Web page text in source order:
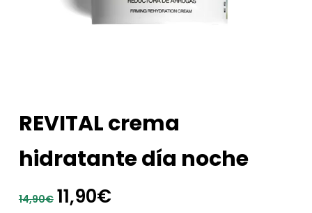
REVITAL crema
hidratante día noche
14,90€ El
11,90€El